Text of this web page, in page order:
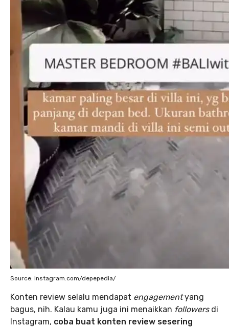
Source: Instagram.com/depepedia/
Konten review selalu mendapat engagementyang
bagus, nih. Kalau kamu juga ini menaikkan followersdi
Instagram, coba buat konten review sesering